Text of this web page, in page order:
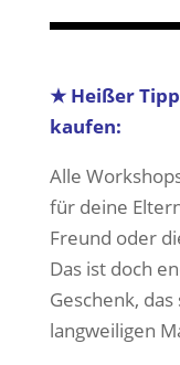
★ Heißer
kaufen:
Alle
für deine
Freund oder
Das ist doch
Geschenk,
langweiligen